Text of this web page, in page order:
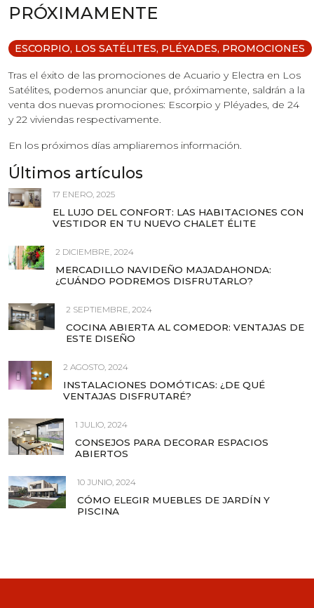
PRÓXIMAMENTE
ESCORPIO, LOS SATÉLITES, PLÉYADES, PROMOCIONES
Tras el éxito de las promociones de Acuario y Electra en Los
Satélites, podemos anunciar que, próximamente, saldrán a la
venta dos nuevas promociones: Escorpio y Pléyades, de 24
y 22 viviendas respectivamente.
En los próximos días ampliaremos información.
Últimos artículos
17 ENERO, 2025
EL LUJO DEL CONFORT: LAS HABITACIONES CON
VESTIDOR EN TU NUEVO CHALET ÉLITE
2 DICIEMBRE, 2024
MERCADILLO NAVIDEÑO MAJADAHONDA:
¿CUÁNDO PODREMOS DISFRUTARLO?
2 SEPTIEMBRE, 2024
COCINA ABIERTA AL COMEDOR: VENTAJAS DE
ESTE DISEÑO
2 AGOSTO, 2024
INSTALACIONES DOMÓTICAS: ¿DE QUÉ
VENTAJAS DISFRUTARÉ?
1 JULIO, 2024
CONSEJOS PARA DECORAR ESPACIOS
ABIERTOS
10 JUNIO, 2024
CÓMO ELEGIR MUEBLES DE JARDÍN Y
PISCINA